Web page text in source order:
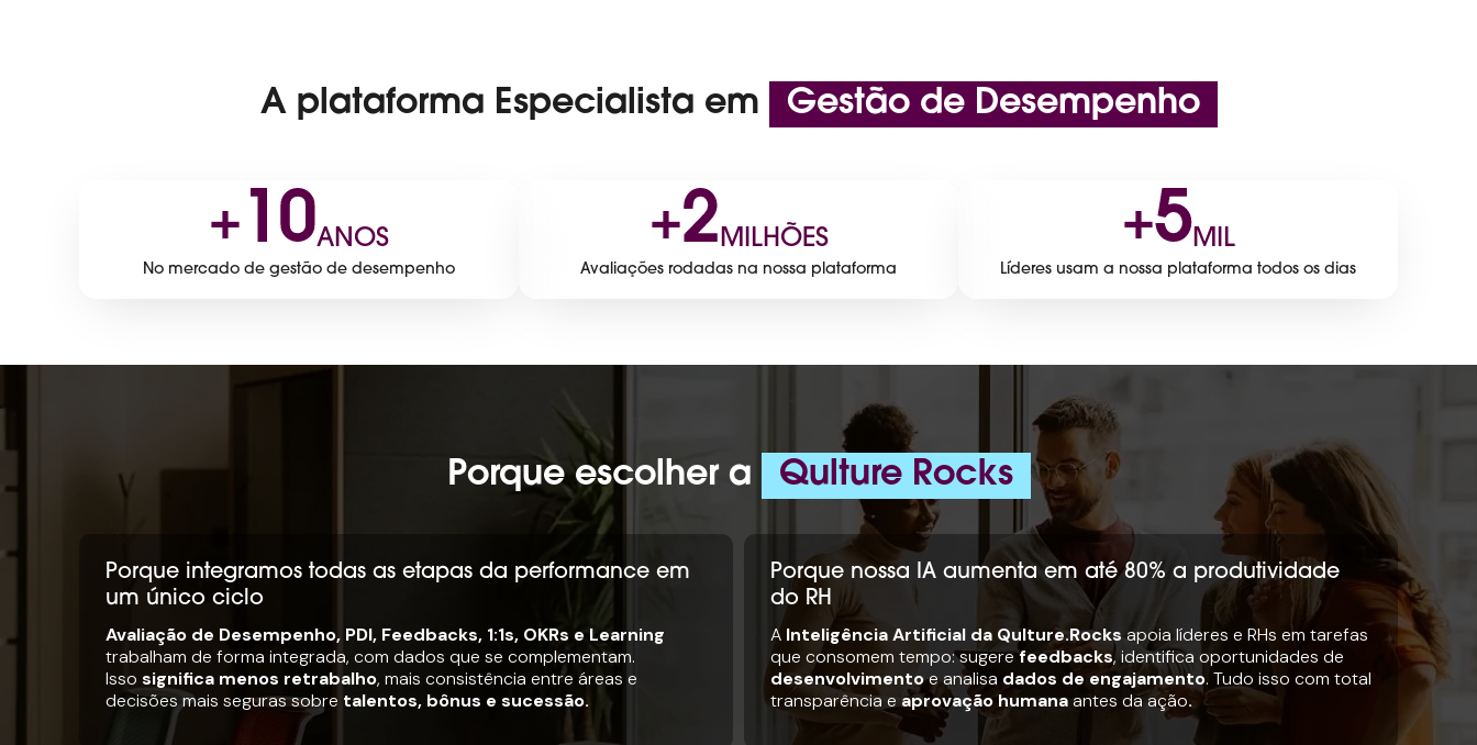
A plataforma Especialista em Gestão de Desempenho
+ 10ANOS
No mercado de gestão de desempenho
+2MILHÕES
Avaliações rodadas na nossa plataforma
+5MIL
Líderes usam a nossa plataforma todos os dias
Porque escolher a Qulture Rocks
Porque integramos todas as etapas da performance em
um único ciclo
Avaliação de Desempenho, PDI, Feedbacks, 1:1s, OKRs e Learning
trabalham de forma integrada, com dados que se complementam.
Isso significa menos retrabalho, mais consistência entre áreas e
decisões mais seguras sobre talentos, bônus e sucessão.
Porque nossa IA aumenta em até 80% a produtividade
do RH
A Inteligência Artificial da Qulture.Rocks apoia líderes e RHs em tarefas
que consomem tempo: sugerefeedbacks, identifica oportunidades de
desenvolvimentoe analisa dados de engajamento. Tudo isso com total
transparência e aprovação humanaantes da ação.